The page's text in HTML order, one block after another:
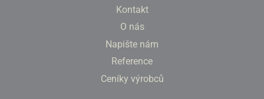
Kontakt
O nás
Napište nám
Reference
Ceníky výrobců